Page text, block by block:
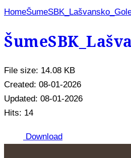
Home
File size: 14.08 KB
Created: 08-01-2026
Updated: 08-01-2026
Hits: 14
Download